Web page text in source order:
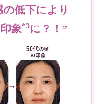
低下により
象*3に？！”